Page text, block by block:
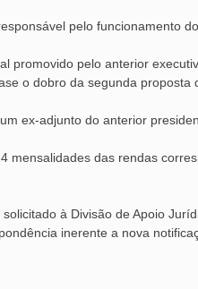
pelo funcionamento
promovido pelo anterior
o dobro da segunda proposta
ex-adjunto do anterior
mensalidades das rendas
à Divisão de Apoio
inerente a nova